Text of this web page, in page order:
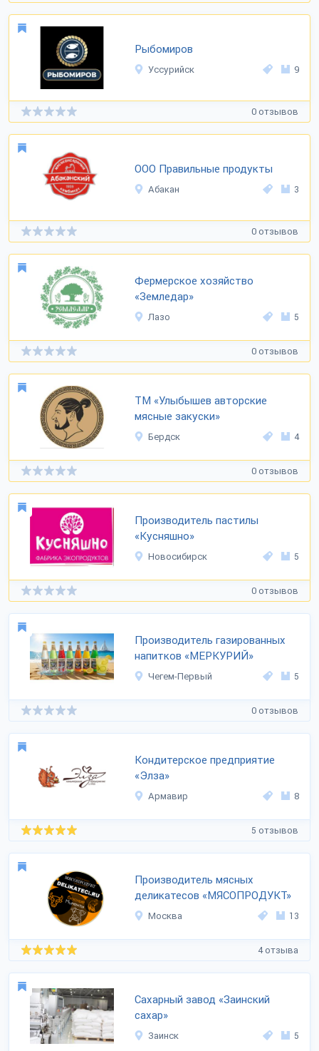
Рыбомиров
Уссурийск 9
0 отзывов
ООО Правильные продукты
Абакан 3
0 отзывов
Фермерское хозяйство
«Земледар»
Лазо 5
0 отзывов
ТМ «Улыбышев авторские
мясные закуски»
Бердск 4
0 отзывов
Производитель пастилы
«Кусняшно»
Новосибирск 5
0 отзывов
Производитель газированных
напитков «МЕРКУРИЙ»
Чегем-Первый 5
0 отзывов
Кондитерское предприятие
«Элза»
Армавир 8
5 отзывов
Производитель мясных
деликатесов «МЯСОПРОДУКТ»
Москва 13
4 отзыва
Сахарный завод «Заинский
сахар»
Заинск 5